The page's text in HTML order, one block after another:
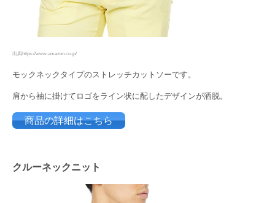
出典https://www.amazon.co.jp/
モックネックタイプのストレッチカットソーです。
肩から袖に掛けてロゴをライン状に配したデザインが洒脱。
商品の詳細はこちら
クルーネックニット